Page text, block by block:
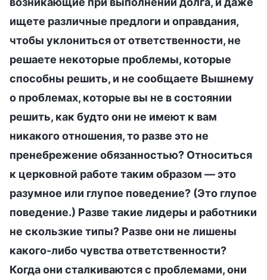
ищете различные предлоги и оправдания,
чтобы уклониться от ответственности, не
решаете некоторые проблемы, которые
способны решить, и не сообщаете Вышнему
о проблемах, которые вы не в состоянии
решить, как будто они не имеют к вам
никакого отношения, то разве это не
пренебрежение обязанностью? Относиться
к церковной работе таким образом — это
разумное или глупое поведение? (Это глупое
поведение.) Разве такие лидеры и работники
не скользкие типы? Разве они не лишены
какого-либо чувства ответственности?
Когда они сталкиваются с проблемами, они